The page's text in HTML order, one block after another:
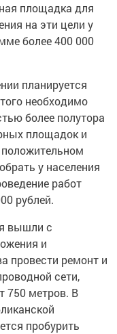
площадка для
на эти цели у
более 400 000
планируется
необходимо
более полутора
площадок и
у населения
работ
рублей.
вышли с
и
провести ремонт и
сети,
750 метров. В
пробурить